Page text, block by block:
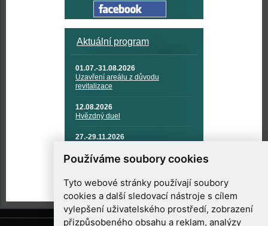
Používáme soubory cookies
Tyto webové stránky používají soubory
cookies a další sledovací nástroje s cílem
vylepšení uživatelského prostředí, zobrazení
přizpůsobeného obsahu a reklam, analýzy
Aktuální program
01.07.-31.08.2026
Uzavření areálu z důvodu
revitalizace
12.08.2026
Hvězdný duel
27.-29.11.2026
TECHNIKA A KOSMICKÉ
TECHNOLOGIE